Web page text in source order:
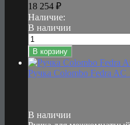
18 254 ₽
Наличие:
В наличии
В корзину
Ручка Colombo Fedra AC
В наличии